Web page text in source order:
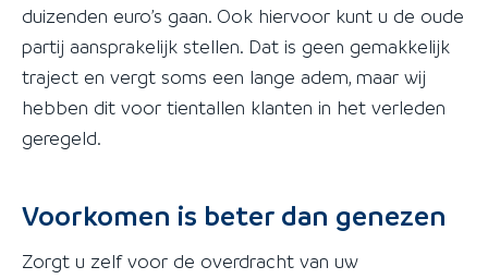
duizenden euro’s gaan. Ook hiervoor kunt u de oude
partij aansprakelijk stellen. Dat is geen gemakkelijk
traject en vergt soms een lange adem, maar wij
hebben dit voor tientallen klanten in het verleden
geregeld.
Voorkomen is beter dan genezen
Zorgt u zelf voor de overdracht van uw